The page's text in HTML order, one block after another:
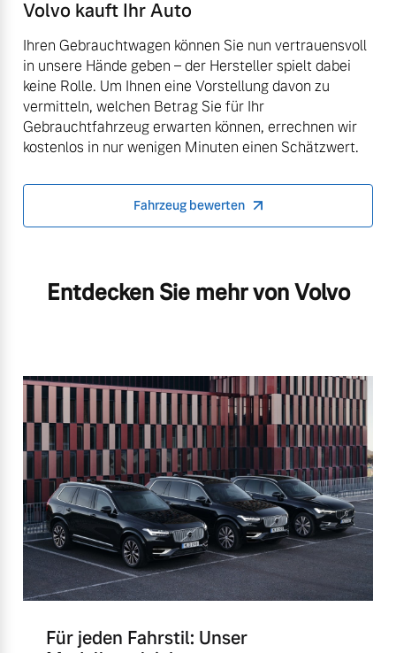
Volvo kauft Ihr Auto
Ihren Gebrauchtwagen können Sie nun vertrauensvoll
in unsere Hände geben – der Hersteller spielt dabei
keine Rolle. Um Ihnen eine Vorstellung davon zu
vermitteln, welchen Betrag Sie für Ihr
Gebrauchtfahrzeug erwarten können, errechnen wir
kostenlos in nur wenigen Minuten einen Schätzwert.
Fahrzeug bewerten
Entdecken Sie mehr von Volvo
Für jeden Fahrstil: Unser